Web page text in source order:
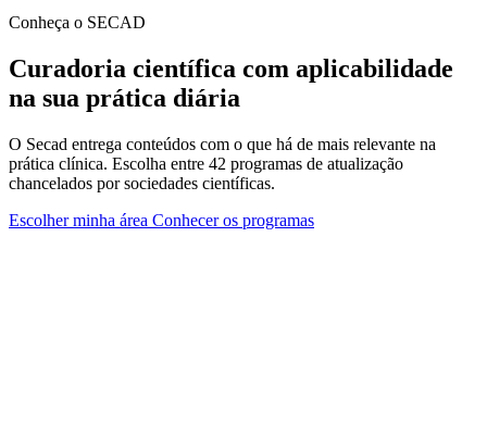
Conheça o SECAD
Curadoria científica com aplicabilidade
na sua prática diária
O Secad entrega conteúdos com o que há de mais relevante na
prática clínica. Escolha entre 42 programas de atualização
chancelados por sociedades científicas.
Escolher minha área Conhecer os programas